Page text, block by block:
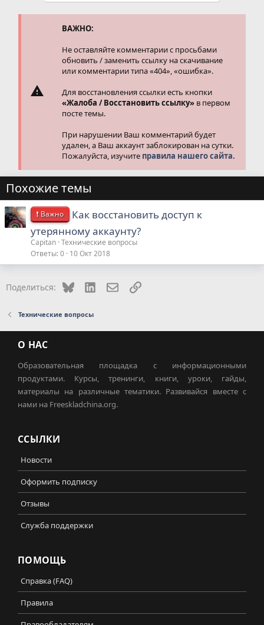
ВАЖНО:
Не оставляйте комментарии с просьбами
обновить / заменить ссылку на скачивание
или комментарии типа «404», «ошибка».
Для восстановления ссылки есть кнопки
«Жалоба / Восстановить ссылку» в первом
посте темы.
При нарушении Ваш комментарий будет
удален, а Ваш аккаунт заблокирован на сутки.
Пожалуйста, изучите правила нашего сайта.
Похожие темы
❗ Важно
Как восстановить доступ к
утерянному аккаунту?
Capitan Технические вопросы
Ответы 0 10 Окт 2018
Поделиться: Bluesky LinkedInЭлектронная почта
Ссылка
Технические вопросы
О НАС
Образовательная площадка с информационными
продуктами. Курсы, тренинги, книги, уроки, гайды,
материалы на различные тематики. Развивайся вместе с
нами на Freeskladchina.org.
ССЫЛКИ
Новости
Оформить подписку
Отзывы
Служба поддержки
ПОМОЩЬ
Справка (FAQ)
Правила